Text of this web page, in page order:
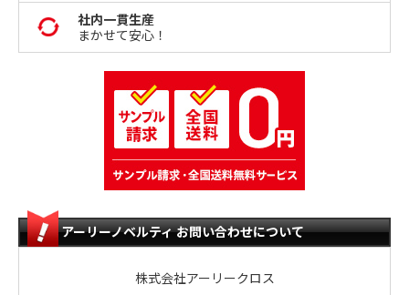
社内一貫生産
まかせて安心！
アーリーノベルティ お問い合わせについて
株式会社アーリークロス